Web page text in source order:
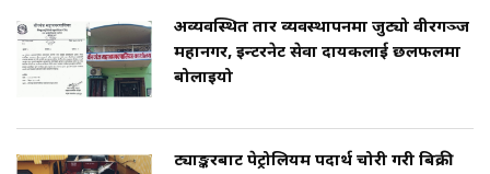
अव्यवस्थित तार व्यवस्थापनमा जुट्यो वीरगञ्ज
महानगर, इन्टरनेट सेवा प्रदायकलाई छलफलमा
बोलाइयो
ट्याङ्करबाट पेट्रोलियम पदार्थ चोरी गरी बिक्री